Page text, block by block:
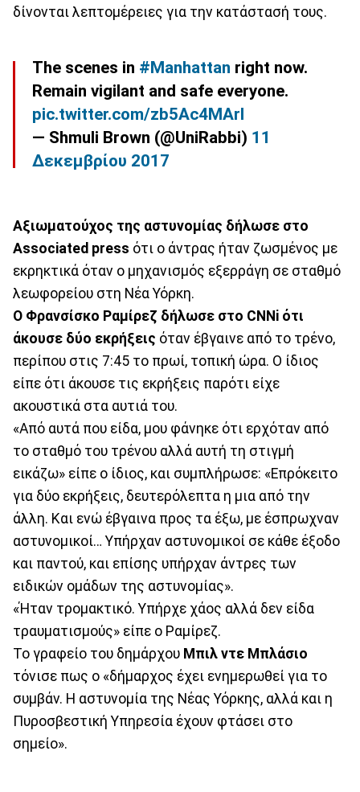
δίνονται λεπτομέρειες για την κατάστασή τους.
The scenes in #Manhattan right now.
Remain vigilant and safe everyone.
pic.twitter.com/zb5Ac4MArI
— Shmuli Brown (@UniRabbi) 11
Δεκεμβρίου 2017
Αξιωματούχος της αστυνομίας δήλωσε στο
Associated press ότι ο άντρας ήταν ζωσμένος με
εκρηκτικά όταν ο μηχανισμός εξερράγη σε σταθμό
λεωφορείου στη Νέα Υόρκη.
Ο Φρανσίσκο Ραμίρεζ δήλωσε στο CNNi ότι
άκουσε δύο εκρήξεις όταν έβγαινε από το τρένο,
περίπου στις 7:45 το πρωί, τοπική ώρα. Ο ίδιος
είπε ότι άκουσε τις εκρήξεις παρότι είχε
ακουστικά στα αυτιά του.
«Από αυτά που είδα, μου φάνηκε ότι ερχόταν από
το σταθμό του τρένου αλλά αυτή τη στιγμή
εικάζω» είπε ο ίδιος, και συμπλήρωσε: «Επρόκειτο
για δύο εκρήξεις, δευτερόλεπτα η μια από την
άλλη. Και ενώ έβγαινα προς τα έξω, με έσπρωχναν
αστυνομικοί… Υπήρχαν αστυνομικοί σε κάθε έξοδο
και παντού, και επίσης υπήρχαν άντρες των
ειδικών ομάδων της αστυνομίας».
«Ήταν τρομακτικό. Υπήρχε χάος αλλά δεν είδα
τραυματισμούς» είπε ο Ραμίρεζ.
Το γραφείο του δημάρχου Μπιλ ντε Μπλάσιο
τόνισε πως ο «δήμαρχος έχει ενημερωθεί για το
συμβάν. Η αστυνομία της Νέας Υόρκης, αλλά και η
Πυροσβεστική Υπηρεσία έχουν φτάσει στο
σημείο».